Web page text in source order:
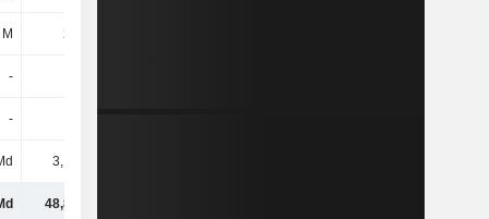
299 M
-
-
3,19 Md
48,87 Md